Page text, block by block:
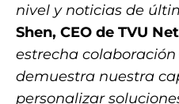
nivel y noticias de
Shen, CEO de TVU
estrecha
demuestra nuestra
personalizar